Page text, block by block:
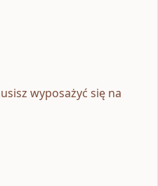
wyposażyć się na